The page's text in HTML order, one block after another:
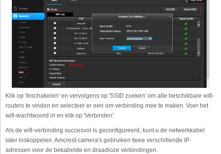
Klik op 'Inschakelen' en vervolgens op 'SSID zoeken' om alle beschikbare wifi-
routers te vinden en selecteer er een om verbinding mee te maken. Voer het
wifi-wachtwoord in en klik op 'Verbinden'.
Als de wifi-verbinding succesvol is geconfigureerd, kunt u de netwerkkabel
later loskoppelen. Amcrest-camera's gebruiken twee verschillende IP-
adressen voor de bekabelde en draadloze verbindingen.